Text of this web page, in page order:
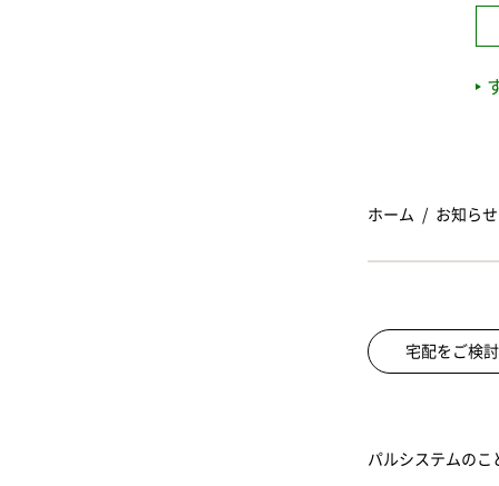
ホーム お知らせ
宅配をご検
パルシステムのこ